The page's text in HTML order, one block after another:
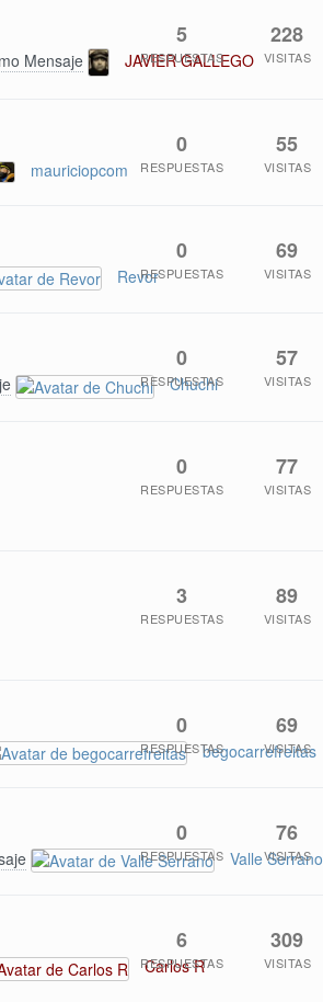
Mensaje JAVIER GALLEGO
5
RESPUESTAS
228
VISITAS
mauriciopcom
0
RESPUESTAS
55
VISITAS
Revor
0
RESPUESTAS
69
VISITAS
Chuchi
0
RESPUESTAS
57
VISITAS
0
RESPUESTAS
77
VISITAS
3
RESPUESTAS
89
VISITAS
begocarrefreitas
0
RESPUESTAS
69
VISITAS
Valle Serrano
0
RESPUESTAS
76
VISITAS
Carlos R
6
RESPUESTAS
309
VISITAS